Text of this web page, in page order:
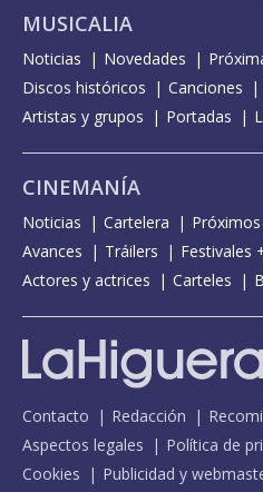
MUSICALIA
Noticias Novedades
Discos históricos
Canciones
Artistas y grupos
Portadas
CINEMANÍA
Noticias Cartelera
Avances
Tráilers
Festivales
Actores y actrices
Carteles
Contacto Redacción
Aspectos legales
Política de
Cookies
Publicidad y